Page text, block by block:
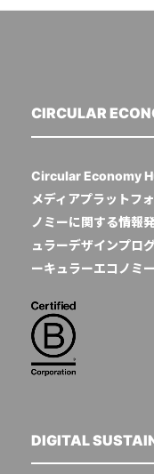
CIRCULAR
Circular Economy
メディアプラットフ
ノミーに関する情報
ュラーデザインプロ
ーキュラーエコノミ
DIGITAL